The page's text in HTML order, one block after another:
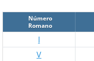
Número
Romano
I
V